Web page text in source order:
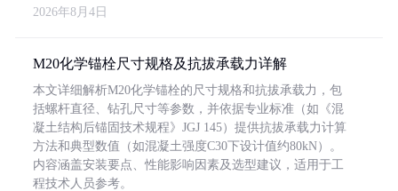
2026年8月4日
M20化学锚栓尺寸规格及抗拔承载力详解
本文详细解析M20化学锚栓的尺寸规格和抗拔承载力，包
括螺杆直径、钻孔尺寸等参数，并依据专业标准（如《混
凝土结构后锚固技术规程》JGJ 145）提供抗拔承载力计算
方法和典型数值（如混凝土强度C30下设计值约80kN）。
内容涵盖安装要点、性能影响因素及选型建议，适用于工
程技术人员参考。